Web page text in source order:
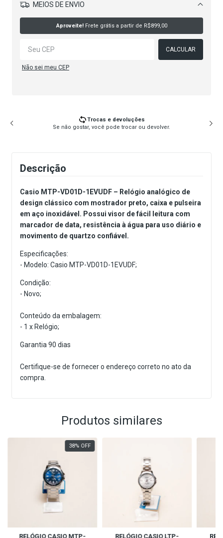
MEIOS DE ENVIO
Aproveite!Frete grátis a partir de R$899,00
CALCULAR
Não sei meu CEP
Trocas e devoluções
Se não gostar, você pode trocar ou devolver.
Descrição
Casio MTP-VD01D-1EVUDF – Relógio analógico de
design clássico com mostrador preto, caixa e pulseira
em aço inoxidável. Possui visor de fácil leitura com
marcador de data, resistência à água para uso diário e
movimento de quartzo confiável.
Especificações:
- Modelo: Casio MTP-VD01D-1EVUDF;
Condição:
- Novo;
Conteúdo da embalagem:
- 1 x Relógio;
Garantia 90 dias
Certifique-se de fornecer o endereço correto no ato da
compra.
Produtos similares
38% OFF
RELÓGIO CASIO MTP-
RELÓGIO CASIO LTP-